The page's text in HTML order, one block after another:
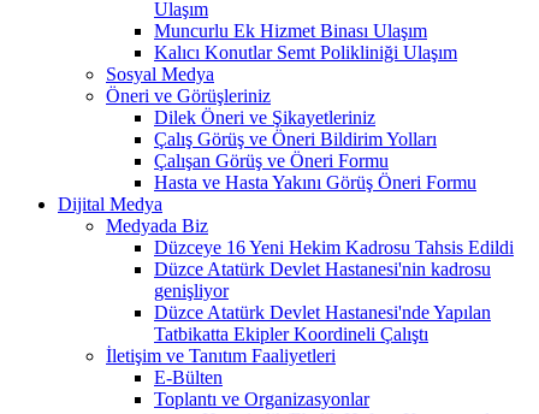
Ulaşım
Muncurlu Ek Hizmet Binası Ulaşım
Kalıcı Konutlar Semt Polikliniği Ulaşım
Sosyal Medya
Öneri ve Görüşleriniz
Dilek Öneri ve Şikayetleriniz
Çalış Görüş ve Öneri Bildirim Yolları
Çalışan Görüş ve Öneri Formu
Hasta ve Hasta Yakını Görüş Öneri Formu
Dijital Medya
Medyada Biz
Düzceye 16 Yeni Hekim Kadrosu Tahsis Edildi
Düzce Atatürk Devlet Hastanesi'nin kadrosu
genişliyor
Düzce Atatürk Devlet Hastanesi'nde Yapılan
Tatbikatta Ekipler Koordineli Çalıştı
İletişim ve Tanıtım Faaliyetleri
E-Bülten
Toplantı ve Organizasyonlar